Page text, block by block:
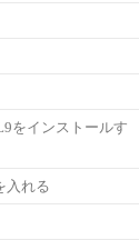
をインストールす
入れる